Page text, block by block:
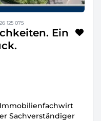
125 075
Ein
Sachverständiger